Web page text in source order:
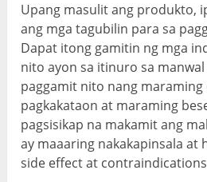
Upang masulit ang produkto,
ang mga tagubilin para sa
Dapat itong gamitin ng mga
nito ayon sa itinuro sa
paggamit nito nang maraming
pagkakataon at maraming
pagsisikap na makamit ang
ay maaaring nakakapinsala at
side effect at